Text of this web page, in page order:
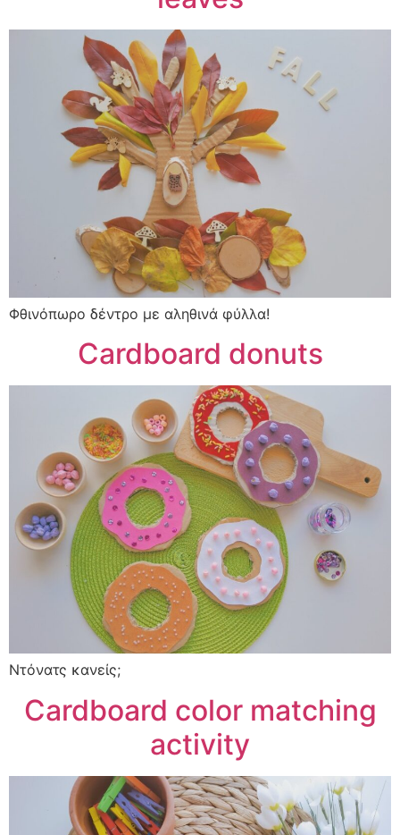
Φθινόπωρο δέντρο με αληθινά φύλλα!
Cardboard donuts
Ντόνατς κανείς;
Cardboard color matching
activity